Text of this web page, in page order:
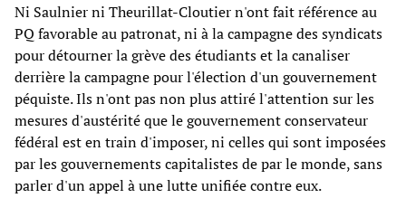
Ni Saulnier ni Theurillat-Cloutier n'ont fait référence au
PQ favorable au patronat, ni à la campagne des syndicats
pour détourner la grève des étudiants et la canaliser
derrière la campagne pour l'élection d'un gouvernement
péquiste. Ils n'ont pas non plus attiré l'attention sur les
mesures d'austérité que le gouvernement conservateur
fédéral est en train d'imposer, ni celles qui sont imposées
par les gouvernements capitalistes de par le monde, sans
parler d'un appel à une lutte unifiée contre eux.